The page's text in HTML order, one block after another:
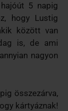
5 napig
hogy Lustig
között van
is, de ami
nagyon
összezárva,
kártyáznak!